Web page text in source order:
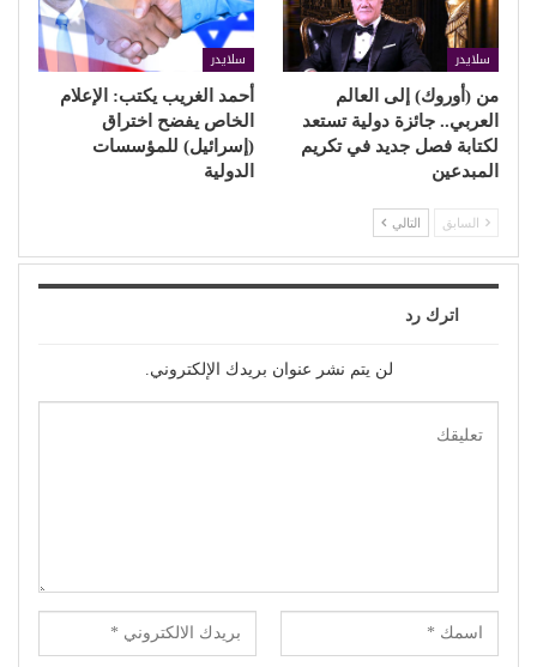
سلايدر
من (أوروك) إلى العالم
العربي.. جائزة دولية تستعد
لكتابة فصل جديد في تكريم
المبدعين
سلايدر
أحمد الغريب يكتب: الإعلام
الخاص يفضح اختراق
(إسرائيل) للمؤسسات
الدولية
السابق التالي
اترك رد
لن يتم نشر عنوان بريدك الإلكتروني.